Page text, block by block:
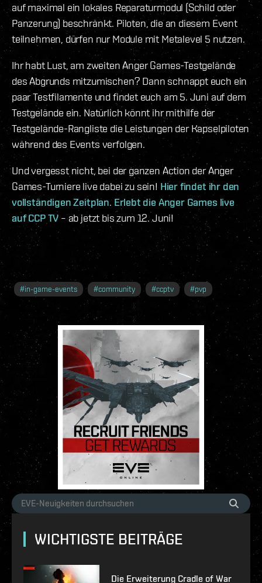
auf maximal ein lokales Reparaturmodul (Schild oder
Panzerung) beschränkt. Piloten, die an diesem Event
teilnehmen, dürfen nur Module mit Metalevel 5 nutzen.
Ihr habt Lust, am zweiten Anger Games-Testgelände
des Abgrunds mitzumischen? Dann schnappt euch ein
paar Testfilamente und findet euch am 5. Juni auf dem
Testgelände ein. Natürlich könnt ihr mithilfe der
Testgelände-Rangliste die Leistungen der Kapselpiloten
während des Events verfolgen.
Und vergesst nicht, bei der ganzen Action der Anger
Games-Turniere live dabei zu sein! Hier findet ihr den
vollständigen Zeitplan. Erlebt die Anger Games live
auf CCP TV – ab jetzt bis zum 12. Juni!
#in-game-events #community #ccptv #pvp
WICHTIGSTE BEITRÄGE
Die Erweiterung Cradle of War